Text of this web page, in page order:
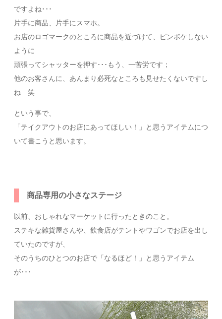
ですよね･･･
片手に商品、片手にスマホ。
お店のロゴマークのところに商品を近づけて、ピンボケしない
ように
頑張ってシャッターを押す･･･もう、一苦労です；
他のお客さんに、あんまり必死なところも見せたくないですし
ね 笑
という事で、
「テイクアウトのお店にあってほしい！」と思うアイテムにつ
いて書こうと思います。
商品専用の小さなステージ
以前、おしゃれなマーケットに行ったときのこと。
ステキな雑貨屋さんや、飲食店がテントやワゴンでお店を出し
ていたのですが、
そのうちのひとつのお店で「なるほど！」と思うアイテム
が･･･